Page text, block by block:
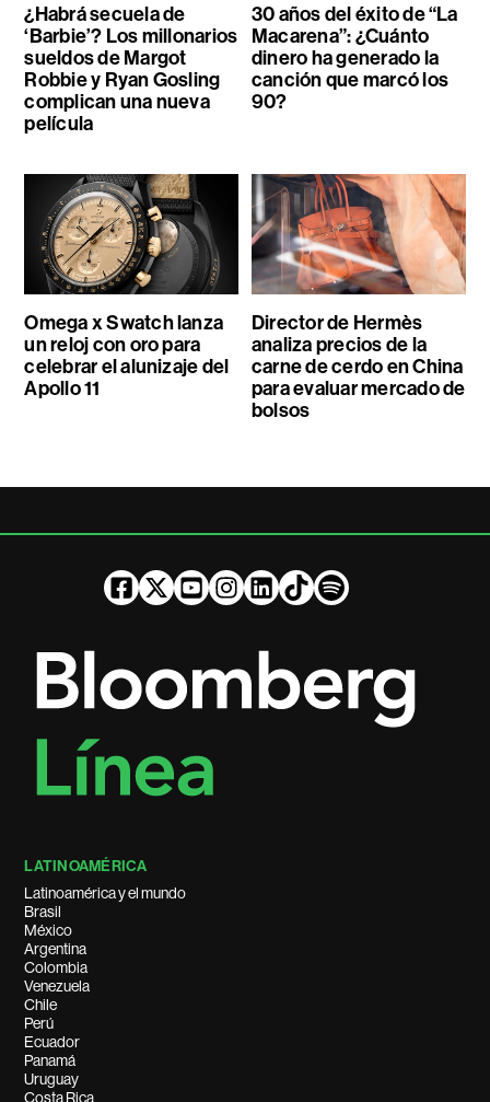
¿Habrá secuela de
‘Barbie’? Los millonarios
sueldos de Margot
Robbie y Ryan Gosling
complican una nueva
película
30 años del éxito de “La
Macarena”: ¿Cuánto
dinero ha generado la
canción que marcó los
90?
Omega x Swatch lanza
un reloj con oro para
celebrar el alunizaje del
Apollo 11
Director de Hermès
analiza precios de la
carne de cerdo en China
para evaluar mercado de
bolsos
LATINOAMÉRICA
Latinoamérica y el mundo
Brasil
México
Argentina
Colombia
Venezuela
Chile
Perú
Ecuador
Panamá
Uruguay
Costa Rica